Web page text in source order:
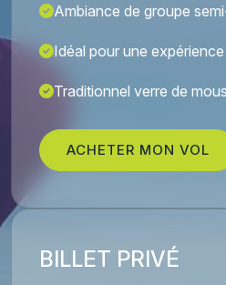
Ambiance de groupe
Idéal pour une
Traditionnel verre de
ACHETER MON VOL
BILLET PRIVÉ